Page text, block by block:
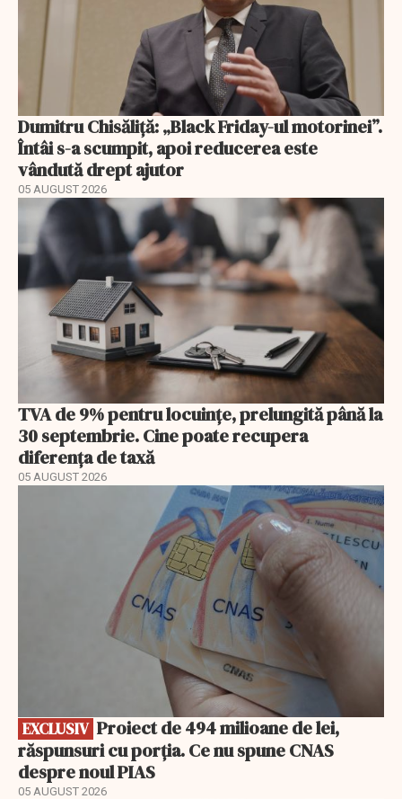
Dumitru Chisăliță: „Black Friday-ul motorinei”.
Întâi s-a scumpit, apoi reducerea este
vândută drept ajutor
05 AUGUST 2026
TVA de 9% pentru locuințe, prelungită până la
30 septembrie. Cine poate recupera
diferența de taxă
05 AUGUST 2026
EXCLUSIV
răspunsuri cu porția. Ce nu spune CNAS
despre noul PIAS
05 AUGUST 2026